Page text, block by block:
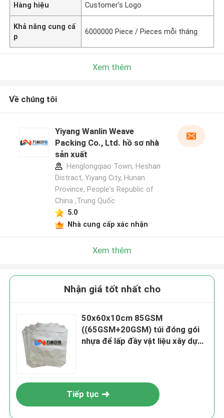
Hàng hiệu Customer's Logo
Khả năng cung cấ
p
6000000 Piece / Pieces mỗi tháng
Xem thêm
Về chúng tôi
Yiyang Wanlin Weave
Packing Co., Ltd. hồ sơ nhà
sản xuất
Henglongqiao Town, Heshan
Distract, Yiyang City, Hunan
Province, People's Republic of
China ,Trung Quốc
5.0
Nhà cung cấp xác nhận
Xem thêm
Nhận giá tốt nhất cho
50x60x10cm 85GSM
((65GSM+20GSM) túi đóng gói
nhựa để lấp đầy vật liệu xây dựng
Tiếp tục